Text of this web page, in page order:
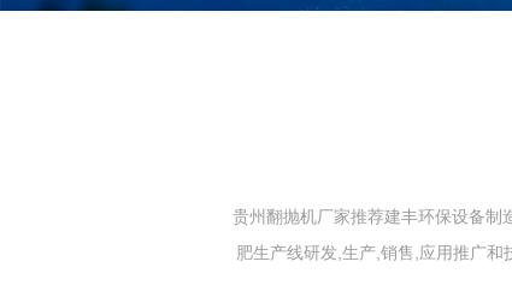
贵州翻抛机厂家推荐建丰环保设备制
肥生产线研发,生产,销售,应用推广